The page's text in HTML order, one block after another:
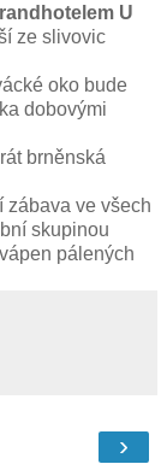
U
ze slivovic
oko bude
dobovými
brněnská
zábava ve všech
skupinou
pálených
›